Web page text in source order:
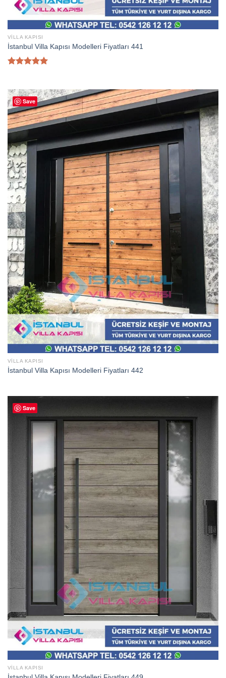
VILLA KAPISI
İstanbul Villa Kapısı Modelleri Fiyatları 441
aldı
Save
VILLA KAPISI
İstanbul Villa Kapısı Modelleri Fiyatları 442
Save
VILLA KAPISI